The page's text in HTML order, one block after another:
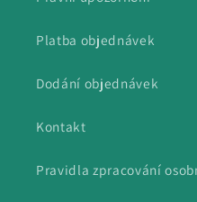
Platba objednávek
Dodání objednávek
Kontakt
Pravidla zpracování